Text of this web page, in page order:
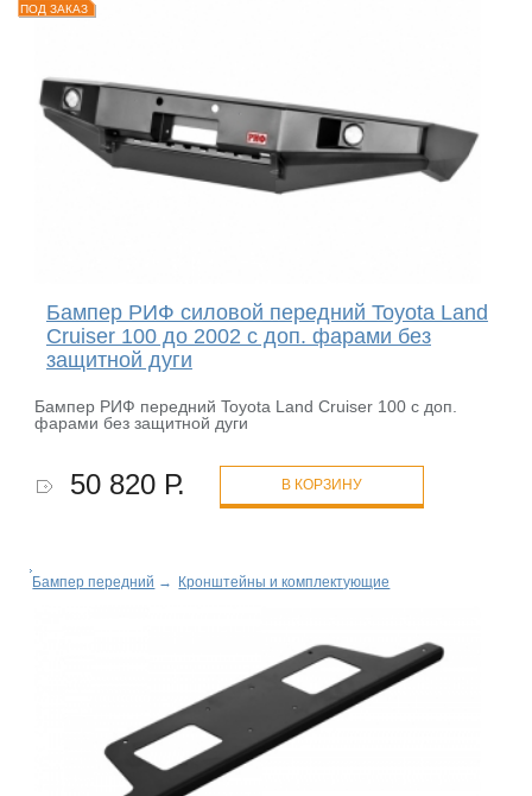
ПОД ЗАКАЗ
Бампер РИФ силовой передний Toyota Land
Cruiser 100 до 2002 с доп. фарами без
защитной дуги
Бампер РИФ передний Toyota Land Cruiser 100 с доп.
фарами без защитной дуги
50 820 Р. В КОРЗИНУ
Бампер передний → Кронштейны и комплектующие